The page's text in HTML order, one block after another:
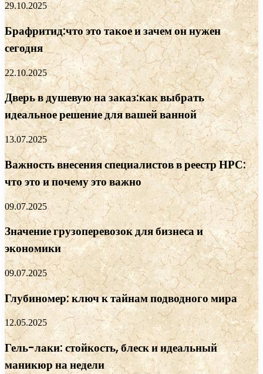
29.10.2025
Брафритид:что это такое и зачем он нужен
сегодня
22.10.2025
Дверь в душевую на заказ:как выбрать
идеальное решение для вашей ванной
13.07.2025
Важность внесения специалистов в реестр НРС:
что это и почему это важно
09.07.2025
Значение грузоперевозок для бизнеса и
экономики
09.07.2025
Глубиномер: ключ к тайнам подводного мира
12.05.2025
Гель-лаки: стойкость, блеск и идеальный
маникюр на недели